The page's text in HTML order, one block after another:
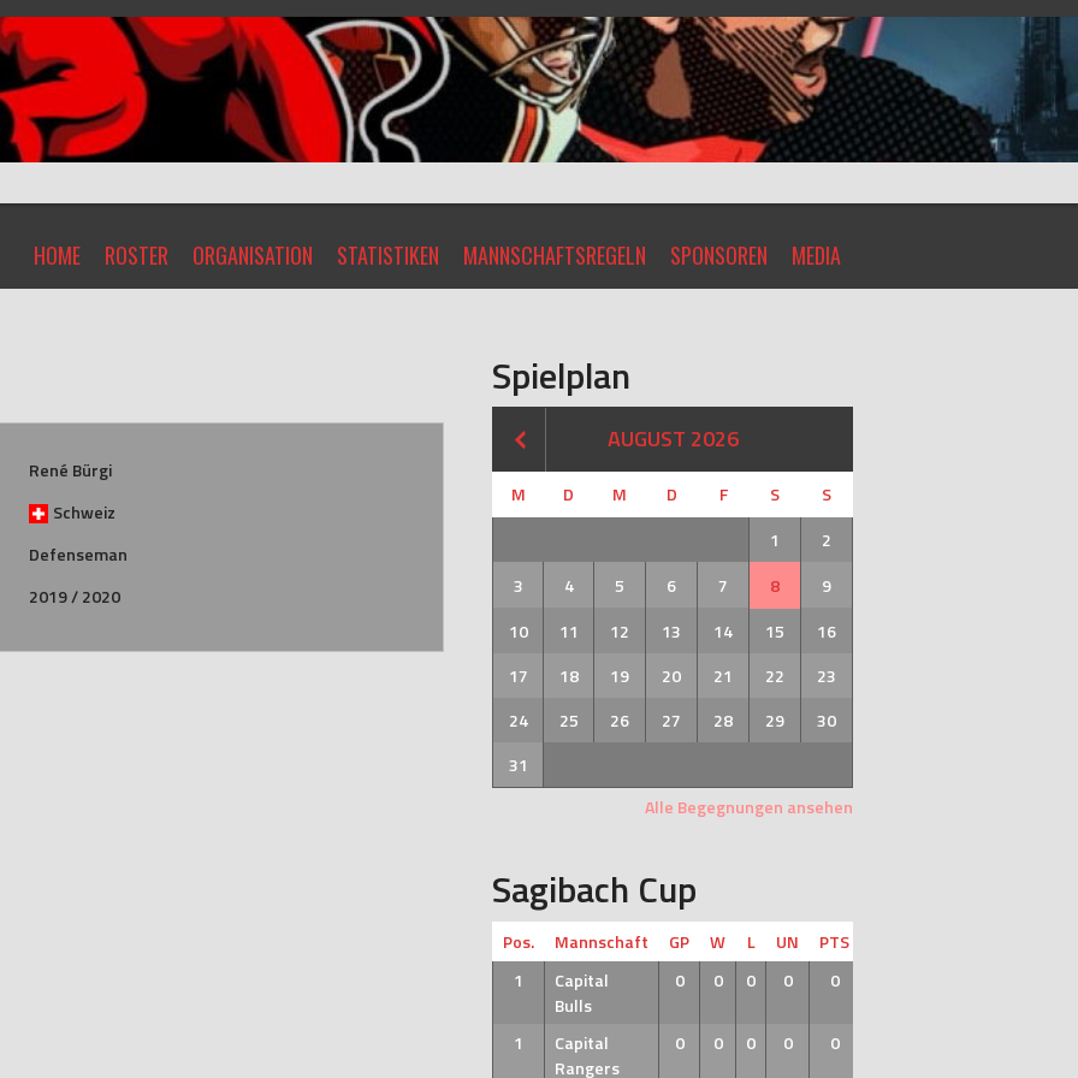
HOME ROSTER ORGANISATION STATISTIKEN MANNSCHAFTSREGELN SPONSOREN MEDIA
René Bürgi
Schweiz
Defenseman
2019 / 2020
Spielplan
AUGUST 2026
M D M D F S
S
1
2
3
4 5 6 7 8
9
10
11 12 13 14 15
16
17
18 19 20 21 22
23
24
25 26 27 28 29
30
31
Alle Begegnungen ansehen
Sagibach Cup
Pos. Mannschaft GP W L UN
PTS
1
Capital
Bulls
0 0 0 0 0
1
Capital
Rangers
0 0 0 0 0